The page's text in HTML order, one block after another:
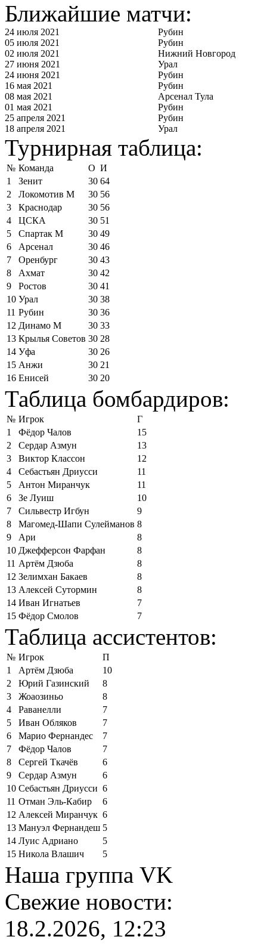
Ближайшие матчи:
24 июля 2021
Рубин
05 июля 2021
Рубин
02 июля 2021
Нижний Новгород
27 июня 2021
Урал
24 июня 2021
Рубин
16 мая 2021
Рубин
08 мая 2021
Арсенал Тула
01 мая 2021
Рубин
25 апреля 2021
Рубин
18 апреля 2021
Урал
Турнирная таблица:
№ Команда О И
1
Зенит 30 64
2
Локомотив М 30 56
3
Краснодар 30 56
4
ЦСКА 30 51
5
Спартак М 30 49
6
Арсенал 30 46
7
Оренбург 30 43
8
Ахмат 30 42
9
Ростов 30 41
10 Урал 30 38
11 Рубин 30 36
12 Динамо М 30 33
13 Крылья Советов 30 28
14 Уфа 30 26
15 Анжи 30 21
16 Енисей 30 20
Таблица бомбардиров:
№ Игрок
Г
1
Фёдор Чалов
15
2
Сердар Азмун
13
3
Виктор Классон
12
4
Себастьян Дриусси
11
5
Антон Миранчук
11
6
Зе Луиш
10
7
Сильвестр Игбун
9
8
Магомед-Шапи Сулейманов 8
9
Ари
8
10 Джефферсон Фарфан
8
11 Артём Дзюба
8
12 Зелимхан Бакаев
8
13 Алексей Сутормин
8
14 Иван Игнатьев
7
15 Фёдор Смолов 7
Таблица ассистентов:
№ Игрок
П
1
Артём Дзюба
10
2
Юрий Газинский
8
3
Жоаозиньо
8
4
Раванелли
7
5
Иван Обляков
7
6
Марио Фернандес
7
7
Фёдор Чалов
7
8
Сергей Ткачёв
6
9
Сердар Азмун
6
10 Себастьян Дриусси 6
11 Отман Эль-Кабир
6
12 Алексей Миранчук 6
13 Мануэл Фернандеш 5
14 Луис Адриано
5
15 Никола Влашич 5
Наша группа VK
Свежие новости:
18.2.2026, 12:23